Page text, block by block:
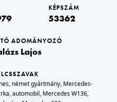
KÉPSZÁM
53362
ADOMÁNYOZÓ
Lajos
, német gyártmány, Mercedes-
,automobil, Mercedes W136,